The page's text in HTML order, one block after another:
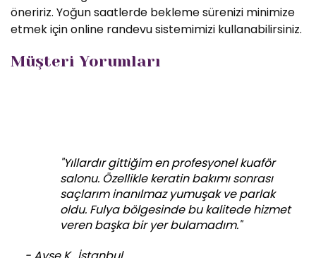
öneririz. Yoğun saatlerde bekleme sürenizi minimize
etmek için online randevu sistemimizi kullanabilirsiniz.
Müşteri Yorumları
"Yıllardır gittiğim en profesyonel kuaför
salonu. Özellikle keratin bakımı sonrası
saçlarım inanılmaz yumuşak ve parlak
oldu. Fulya bölgesinde bu kalitede hizmet
veren başka bir yer bulamadım."